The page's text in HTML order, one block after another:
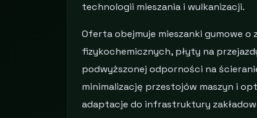
technologii mieszania i wulkanizacji.
Oferta obejmuje mieszanki gumowe
fizykochemicznych, płyty na
podwyższonej odporności na
minimalizację przestojów maszyn i
adaptacje do infrastruktury